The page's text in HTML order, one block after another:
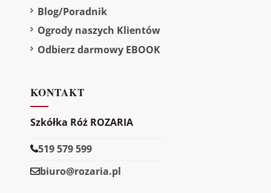
Blog/Poradnik
Ogrody naszych Klientów
Odbierz darmowy EBOOK
KONTAKT
Szkółka Róż ROZARIA
519 579 599
biuro@rozaria.pl